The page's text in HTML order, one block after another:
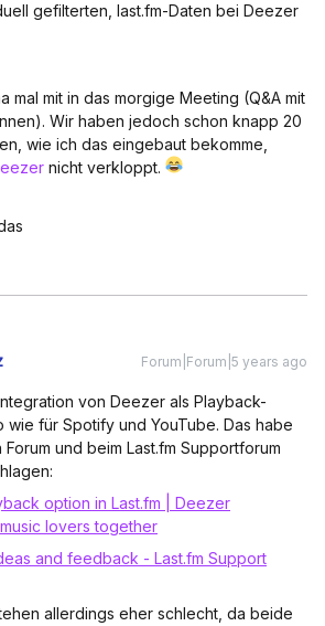
gefilterten, last.fm-Daten bei Deezer
mal mit in das morgige Meeting (Q&A mit
Wir haben jedoch schon knapp 20
wie ich das eingebaut bekomme,
nicht verkloppt.
Forum|Forum|5 years ago
von Deezer als Playback-
wie für Spotify und YouTube. Das habe
und beim Last.fm Supportforum
option in Last.fm | Deezer
lovers together
and feedback - Last.fm Support
allerdings eher schlecht, da beide